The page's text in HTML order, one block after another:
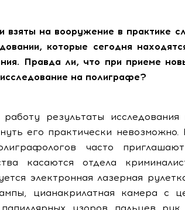
взяты на вооружение в практике
которые сегодня
Правда ли, что при приеме
на полиграфе?
результаты
его практически
часто
касаются отдела
электронная лазерная
цианакрилатная камера с